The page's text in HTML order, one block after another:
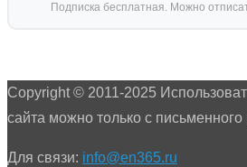
Подписка бесплатная. Можно
Copyright © 2011-2025
сайта можно только с
Для связи: info@en365.ru